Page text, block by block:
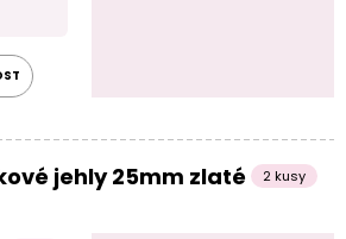
jehly 25mm zlaté 2 kusy